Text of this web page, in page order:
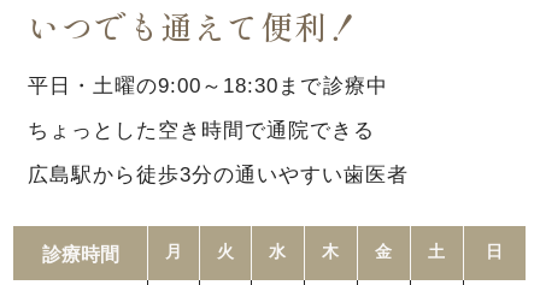
いつでも通えて便利！
平日・土曜の9:00～18:30まで診療中
ちょっとした空き時間で通院できる
広島駅から徒歩3分の通いやすい歯医者
診療時間 月 火 水 木 金 土 日